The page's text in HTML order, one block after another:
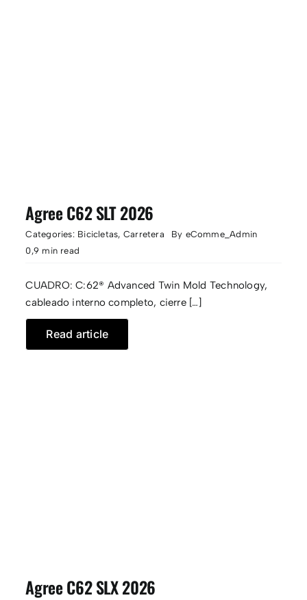
Agree C62 SLT 2026
Categories: Bicicletas, Carretera By eComme_Admin
0,9 min read
CUADRO: C:62® Advanced Twin Mold Technology,
cableado interno completo, cierre […]
Read article
Agree C62 SLX 2026